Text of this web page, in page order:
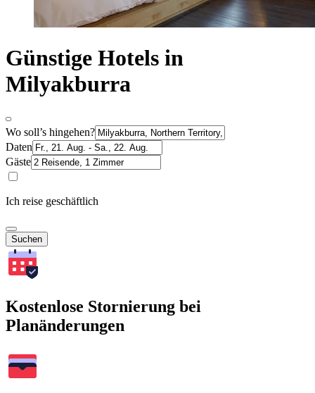
Günstige Hotels in
Milyakburra
Wo soll’s hingehen?
Daten
Gäste
Ich reise geschäftlich
Suchen
Kostenlose Stornierung bei
Planänderungen